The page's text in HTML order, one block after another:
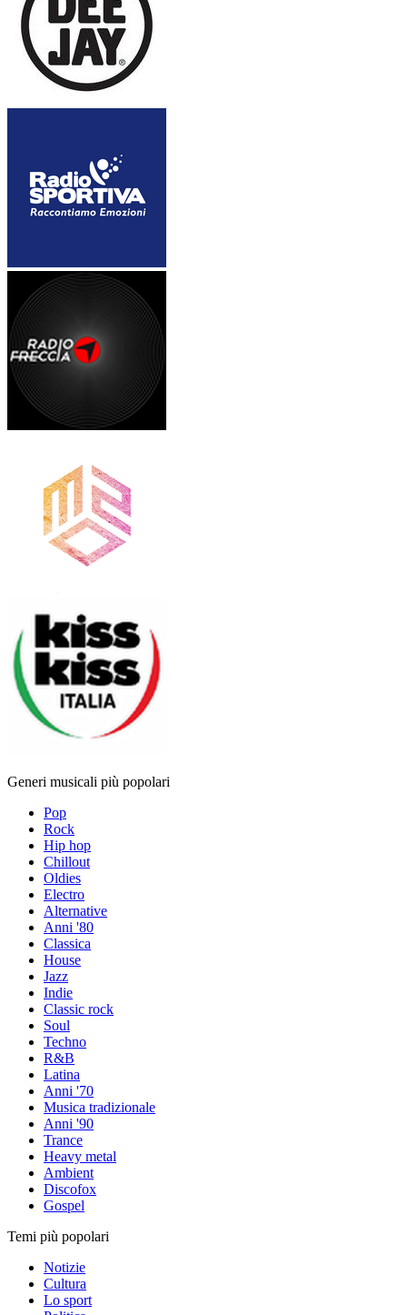
Generi musicali più popolari
Pop
Rock
Hip hop
Chillout
Oldies
Electro
Alternative
Anni '80
Classica
House
Jazz
Indie
Classic rock
Soul
Techno
R&B
Latina
Anni '70
Musica tradizionale
Anni '90
Trance
Heavy metal
Ambient
Discofox
Gospel
Temi più popolari
Notizie
Cultura
Lo sport